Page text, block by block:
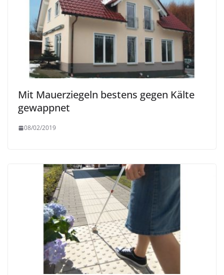
Mit Mauerziegeln bestens gegen Kälte
gewappnet
08/02/2019